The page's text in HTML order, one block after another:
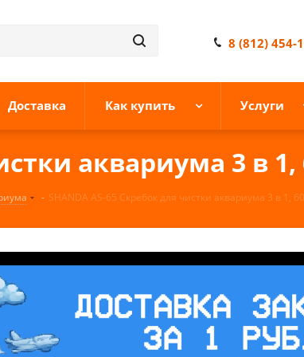
8 (812) 454-
Доставка Как купить Услуги
аквариума 3 в 1,
- SHANDA AS-65 Скребок для чистки аквариума 3 в 1,